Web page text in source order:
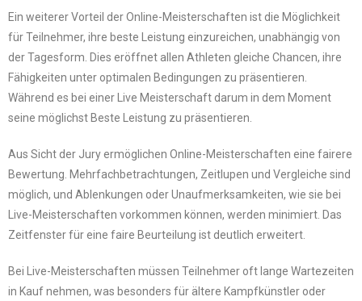
Ein weiterer Vorteil der Online-Meisterschaften ist die Möglichkeit
für Teilnehmer, ihre beste Leistung einzureichen, unabhängig von
der Tagesform. Dies eröffnet allen Athleten gleiche Chancen, ihre
Fähigkeiten unter optimalen Bedingungen zu präsentieren.
Während es bei einer Live Meisterschaft darum in dem Moment
seine möglichst Beste Leistung zu präsentieren.
Aus Sicht der Jury ermöglichen Online-Meisterschaften eine fairere
Bewertung. Mehrfachbetrachtungen, Zeitlupen und Vergleiche sind
möglich, und Ablenkungen oder Unaufmerksamkeiten, wie sie bei
Live-Meisterschaften vorkommen können, werden minimiert. Das
Zeitfenster für eine faire Beurteilung ist deutlich erweitert.
Bei Live-Meisterschaften müssen Teilnehmer oft lange Wartezeiten
in Kauf nehmen, was besonders für ältere Kampfkünstler oder